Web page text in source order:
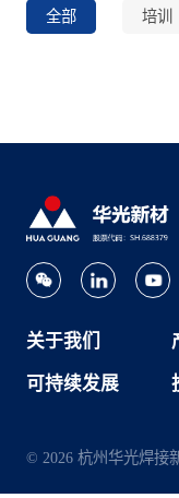
全部 培训
关于我们
可持续发展
© 2026 杭州华光焊接